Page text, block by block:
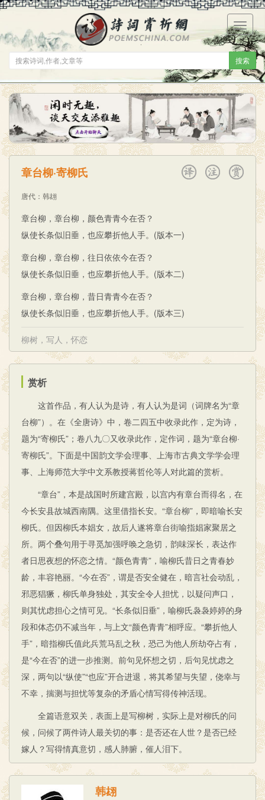
搜索
菜
单
章台柳·寄柳氏
唐代 ： 韩翃
章台柳，章台柳，颜色青青今在否？
纵使长条似旧垂，也应攀折他人手。(版本一)
章台柳，章台柳，往日依依今在否？
纵使长条似旧垂，也应攀折他人手。(版本二)
章台柳，章台柳，昔日青青今在否？
纵使长条似旧垂，也应攀折他人手。(版本三)
柳树 ， 写人 ， 怀恋
赏析
这首作品，有人认为是诗，有人认为是词（词牌名为“章
台柳”）。在《全唐诗》中，卷二四五中收录此作，定为诗，
题为“寄柳氏”；卷八九〇又收录此作，定作词，题为“章台柳·
寄柳氏”。下面是中国韵文学会理事、上海市古典文学学会理
事、上海师范大学中文系教授蒋哲伦等人对此篇的赏析。
“章台”，本是战国时所建宫殿，以宫内有章台而得名，在
今长安县故城西南隅。这里借指长安。“章台柳”，即暗喻长安
柳氏。但因柳氏本娼女，故后人遂将章台街喻指娼家聚居之
所。两个叠句用于寻觅加强呼唤之急切，韵味深长，表达作
者日思夜想的怀恋之情。“颜色青青”，喻柳氏昔日之青春妙
龄，丰容艳丽。“今在否”，谓是否安全健在，暗言社会动乱，
邪恶猖獗，柳氏单身独处，其安全令人担忧，以疑问声口，
则其忧虑担心之情可见。“长条似旧垂”，喻柳氏袅袅婷婷的身
段和体态仍不减当年，与上文“颜色青青”相呼应。“攀折他人
手”，暗指柳氏值此兵荒马乱之秋，恐己为他人所劫夺占有，
是“今在否”的进一步推测。前句见怀想之切，后句见忧虑之
深，两句以“纵使”“也应”开合进退，将其希望与失望，侥幸与
不幸，揣测与担忧等复杂的矛盾心情写得传神活现。
全篇语意双关，表面上是写柳树，实际上是对柳氏的问
候，问候了两件诗人最关切的事：是否还在人世？是否已经
嫁人？写得情真意切，感人肺腑，催人泪下。
韩翃